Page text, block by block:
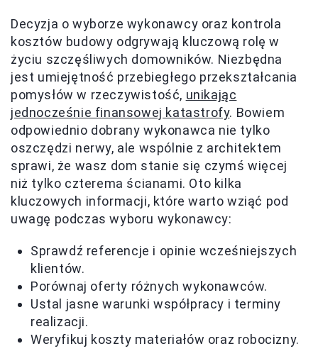
Decyzja o wyborze wykonawcy oraz kontrola
kosztów budowy odgrywają kluczową rolę w
życiu szczęśliwych domowników. Niezbędna
jest umiejętność przebiegłego przekształcania
pomysłów w rzeczywistość, unikając
jednocześnie finansowej katastrofy. Bowiem
odpowiednio dobrany wykonawca nie tylko
oszczędzi nerwy, ale wspólnie z architektem
sprawi, że wasz dom stanie się czymś więcej
niż tylko czterema ścianami. Oto kilka
kluczowych informacji, które warto wziąć pod
uwagę podczas wyboru wykonawcy:
Sprawdź referencje i opinie wcześniejszych
klientów.
Porównaj oferty różnych wykonawców.
Ustal jasne warunki współpracy i terminy
realizacji.
Weryfikuj koszty materiałów oraz robocizny.